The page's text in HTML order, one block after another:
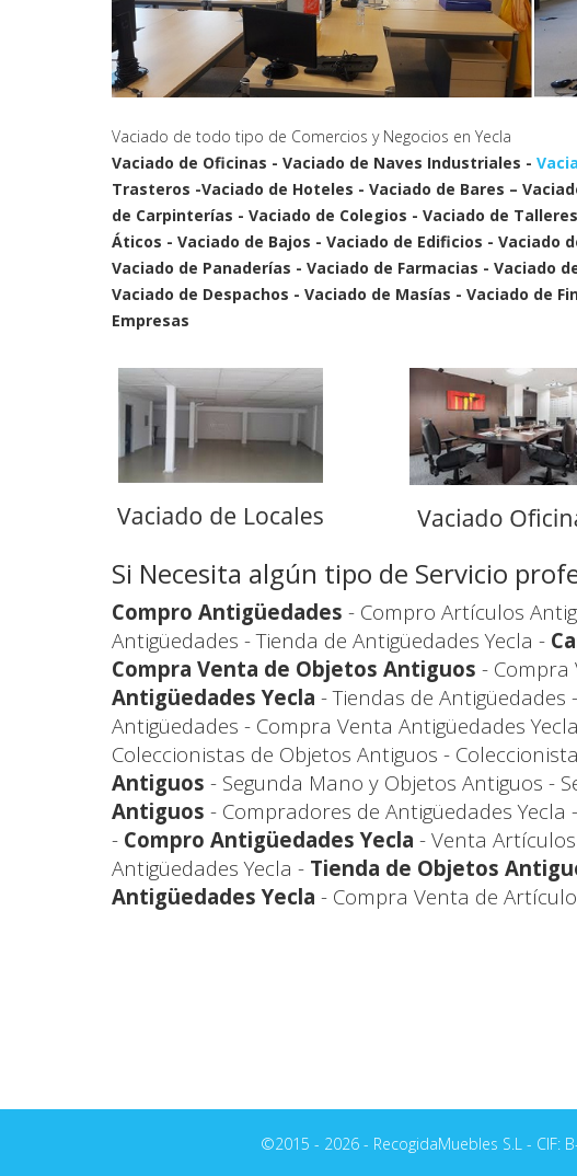
Vaciado de todo tipo de Comercios y Negocios en Yecla
Vaciado de Oficinas - Vaciado de Naves Industriales -
Trasteros -Vaciado de Hoteles - Vaciado de Bares –
de Carpinterías - Vaciado de Colegios - Vaciado de
Áticos - Vaciado de Bajos - Vaciado de Edificios - Vaciado
Vaciado de Panaderías - Vaciado de Farmacias - Vaciado
Vaciado de Despachos - Vaciado de Masías - Vaciado de
Empresas
Si Necesita algún tipo de Servicio
Compro Antigüedades - Compro Artículos
Antigüedades - Tienda de Antigüedades Yecla -
Compra Venta de Objetos Antiguos - Compra
Antigüedades Yecla - Tiendas de
Antigüedades - Compra Venta Antigüedades
Coleccionistas de Objetos Antiguos -
Antiguos - Segunda Mano y Objetos Antiguos -
Antiguos - Compradores de Antigüedades Yecla -
- Compro Antigüedades Yecla - Venta
Antigüedades Yecla - Tienda de Objetos
Antigüedades Yecla - Compra Venta de
©2015 - 2026 - RecogidaMuebles S.L - CIF: